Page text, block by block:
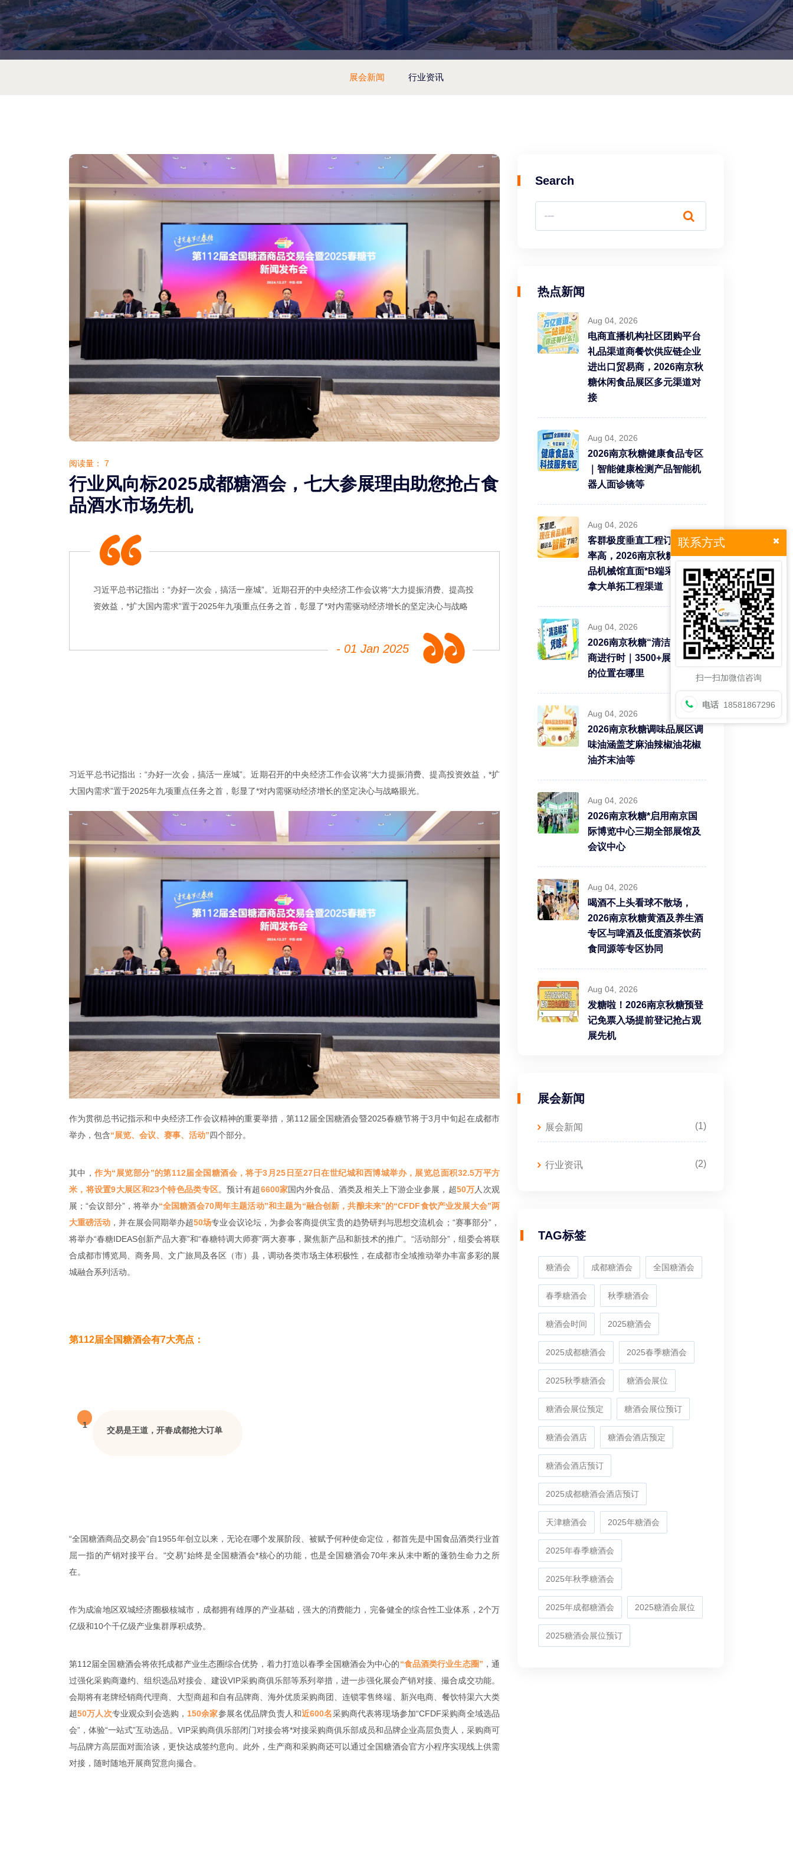
展会新闻 行业资讯
阅读量： 7
行业风向标2025成都糖酒会，七大参展理由助您抢占食
品酒水市场先机
习近平总书记指出：“办好一次会，搞活一座城”。近期召开的中央经济工作会议将“大力提振消费、提高投
资效益，*扩大国内需求”置于2025年九项重点任务之首，彰显了*对内需驱动经济增长的坚定决心与战略
- 01 Jan 2025
习近平总书记指出：“办好一次会，搞活一座城”。近期召开的中央经济工作会议将“大力提振消费、提高投资效益，*扩
大国内需求”置于2025年九项重点任务之首，彰显了*对内需驱动经济增长的坚定决心与战略眼光。
作为贯彻总书记指示和中央经济工作会议精神的重要举措，第112届全国糖酒会暨2025春糖节将于3月中旬起在成都市
举办，包含“展览、会议、赛事、活动”四个部分。
其中，作为“展览部分”的第112届全国糖酒会，将于3月25日至27日在世纪城和西博城举办，展览总面积32.5万平方
米，将设置9大展区和23个特色品类专区。预计有超6600家国内外食品、酒类及相关上下游企业参展，超50万人次观
展；“会议部分”，将举办“全国糖酒会70周年主题活动”和主题为“融合创新，共酿未来”的“CFDF食饮产业发展大会”两
大重磅活动 ，并在展会同期举办超50场专业会议论坛，为参会客商提供宝贵的趋势研判与思想交流机会；“赛事部分”，
将举办“春糖IDEAS创新产品大赛”和“春糖特调大师赛”两大赛事，聚焦新产品和新技术的推广。“活动部分”，组委会将联
合成都市博览局、商务局、文广旅局及各区（市）县，调动各类市场主体积极性，在成都市全域推动举办丰富多彩的展
城融合系列活动。
第112届全国糖酒会有7大亮点：
1
交易是王道，开春成都抢大订单
“全国糖酒商品交易会”自1955年创立以来，无论在哪个发展阶段、被赋予何种使命定位，都首先是中国食品酒类行业首
屈一指的产销对接平台。“交易”始终是全国糖酒会*核心的功能，也是全国糖酒会70年来从未中断的蓬勃生命力之所
在。
作为成渝地区双城经济圈极核城市，成都拥有雄厚的产业基础，强大的消费能力，完备健全的综合性工业体系，2个万
亿级和10个千亿级产业集群厚积成势。
第112届全国糖酒会将依托成都产业生态圈综合优势，着力打造以春季全国糖酒会为中心的“食品酒类行业生态圈” ，通
过强化采购商邀约、组织选品对接会、建设VIP采购商俱乐部等系列举措，进一步强化展会产销对接、撮合成交功能。
会期将有老牌经销商代理商、大型商超和自有品牌商、海外优质采购商团、连锁零售终端、新兴电商、餐饮特渠六大类
超50万人次专业观众到会选购，150余家参展名优品牌负责人和近600名采购商代表将现场参加“CFDF采购商全域选品
会”，体验“一站式”互动选品。VIP采购商俱乐部闭门对接会将*对接采购商俱乐部成员和品牌企业高层负责人，采购商可
与品牌方高层面对面洽谈，更快达成签约意向。此外，生产商和采购商还可以通过全国糖酒会官方小程序实现线上供需
对接，随时随地开展商贸意向撮合。
Search
热点新闻
Aug 04, 2026
电商直播机构社区团购平台
礼品渠道商餐饮供应链企业
进出口贸易商，2026南京秋
糖休闲食品展区多元渠道对
接
Aug 04, 2026
2026南京秋糖健康食品专区
｜智能健康检测产品智能机
器人面诊镜等
Aug 04, 2026
客群极度垂直工程订单转化
率高，2026南京秋糖9号食
品机械馆直面*B端采购需求
拿大单拓工程渠道
Aug 04, 2026
2026南京秋糖“清洁标签”招
商进行时｜3500+展商中你
的位置在哪里
Aug 04, 2026
2026南京秋糖调味品展区调
味油涵盖芝麻油辣椒油花椒
油芥末油等
Aug 04, 2026
2026南京秋糖*启用南京国
际博览中心三期全部展馆及
会议中心
Aug 04, 2026
喝酒不上头看球不散场，
2026南京秋糖黄酒及养生酒
专区与啤酒及低度酒茶饮药
食同源等专区协同
Aug 04, 2026
发糖啦！2026南京秋糖预登
记免票入场提前登记抢占观
展先机
展会新闻
展会新闻 (1)
行业资讯 (2)
TAG标签
糖酒会 成都糖酒会 全国糖酒会
春季糖酒会 秋季糖酒会
糖酒会时间 2025糖酒会
2025成都糖酒会 2025春季糖酒会
2025秋季糖酒会 糖酒会展位
糖酒会展位预定 糖酒会展位预订
糖酒会酒店 糖酒会酒店预定
糖酒会酒店预订
2025成都糖酒会酒店预订
天津糖酒会 2025年糖酒会
2025年春季糖酒会
2025年秋季糖酒会
2025年成都糖酒会 2025糖酒会展位
2025糖酒会展位预订
联系方式
扫一扫加微信咨询
电话 18581867296